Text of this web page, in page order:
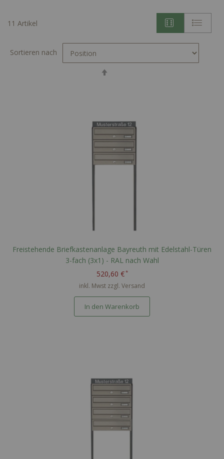
11 Artikel
Sortieren nach
Freistehende Briefkastenanlage Bayreuth mit Edelstahl-Türen
3-fach (3x1) - RAL nach Wahl
520,60 €
inkl. Mwst zzgl. Versand
In den Warenkorb